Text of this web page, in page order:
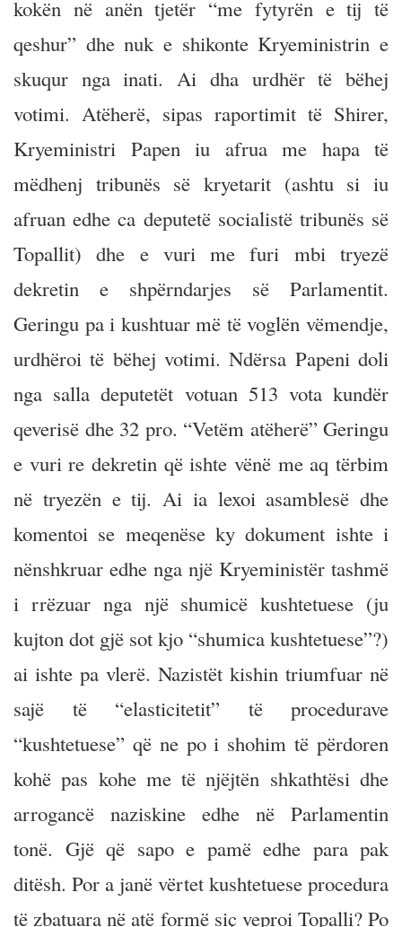
kokën në anën tjetër “me fytyrën e tij të
qeshur” dhe nuk e shikonte Kryeministrin e
skuqur nga inati. Ai dha urdhër të bëhej
votimi. Atëherë, sipas raportimit të Shirer,
Kryeministri Papen iu afrua me hapa të
mëdhenj tribunës së kryetarit (ashtu si iu
afruan edhe ca deputetë socialistë tribunës së
Topallit) dhe e vuri me furi mbi tryezë
dekretin e shpërndarjes së Parlamentit.
Geringu pa i kushtuar më të voglën vëmendje,
urdhëroi të bëhej votimi. Ndërsa Papeni doli
nga salla deputetët votuan 513 vota kundër
qeverisë dhe 32 pro. “Vetëm atëherë” Geringu
e vuri re dekretin që ishte vënë me aq tërbim
në tryezën e tij. Ai ia lexoi asamblesë dhe
komentoi se meqenëse ky dokument ishte i
nënshkruar edhe nga një Kryeministër tashmë
i rrëzuar nga një shumicë kushtetuese (ju
kujton dot gjë sot kjo “shumica kushtetuese”?)
ai ishte pa vlerë. Nazistët kishin triumfuar në
sajë të “elasticitetit” të procedurave
“kushtetuese” që ne po i shohim të përdoren
kohë pas kohe me të njëjtën shkathtësi dhe
arrogancë naziskine edhe në Parlamentin
tonë. Gjë që sapo e pamë edhe para pak
ditësh. Por a janë vërtet kushtetuese procedura
të zbatuara në atë formë siç veproi Topalli? Po